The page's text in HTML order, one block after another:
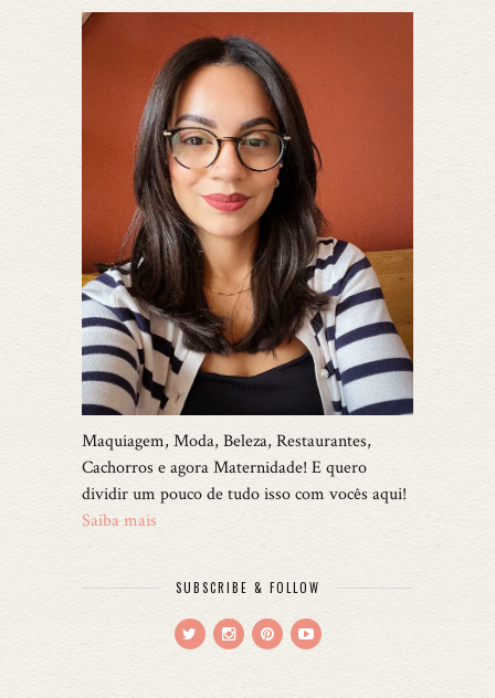
Maquiagem, Moda, Beleza, Restaurantes,
Cachorros e agora Maternidade! E quero
dividir um pouco de tudo isso com vocês aqui!
Saiba mais
SUBSCRIBE & FOLLOW